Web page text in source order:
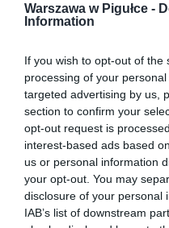
Warszawa w Pigułce -
Information
If you wish to opt-out of
processing of your
targeted advertising by us,
section to confirm your
opt-out request is
interest-based ads based
us or personal information
your opt-out. You may
disclosure of your personal
IAB’s list of downstream